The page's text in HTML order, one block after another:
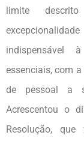
limite
indispensável
essenciais, com
de pessoal a
Acrescentou o
Resolução,